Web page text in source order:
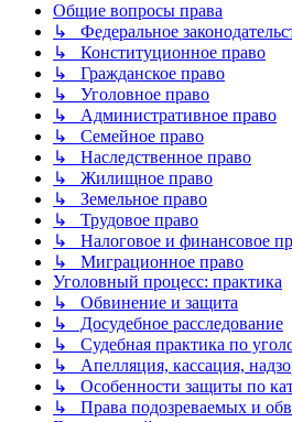
Общие вопросы права
↳ Федеральное
↳ Конституционное право
↳ Гражданское право
↳ Уголовное право
↳ Административное право
↳ Семейное право
↳ Наследственное право
↳ Жилищное право
↳ Земельное право
↳ Трудовое право
↳ Налоговое и финансовое
↳ Миграционное право
Уголовный процесс: практика
↳ Обвинение и защита
↳ Досудебное расследование
↳ Судебная практика по
↳ Апелляция, кассация,
↳ Особенности защиты по
↳ Права подозреваемых и